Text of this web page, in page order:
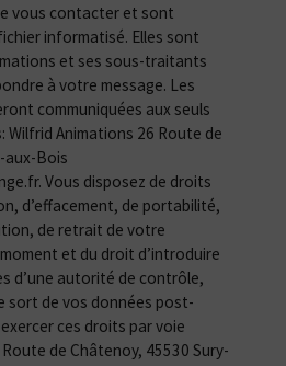
vous contacter et sont
informatisé. Elles sont
et ses sous-traitants
à votre message. Les
communiquées aux seuls
Animations 26 Route de
aux-Bois
Vous disposez de droits
d’effacement, de portabilité,
de retrait de votre
et du droit d’introduire
d’une autorité de contrôle,
sort de vos données post-
ces droits par voie
de Châtenoy, 45530 Sury-